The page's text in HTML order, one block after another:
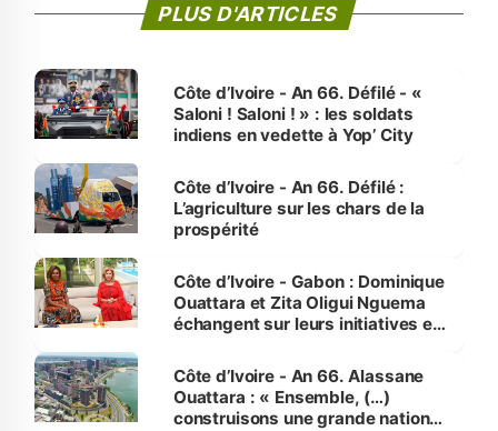
PLUS D'ARTICLES
Côte d’Ivoire - An 66. Défilé - «
Saloni ! Saloni ! » : les soldats
indiens en vedette à Yop’ City
Côte d’Ivoire - An 66. Défilé :
L’agriculture sur les chars de la
prospérité
Côte d’Ivoire - Gabon : Dominique
Ouattara et Zita Oligui Nguema
échangent sur leurs initiatives en
enfants
Côte d’Ivoire - An 66. Alassane
Ouattara : « Ensemble, (…)
construisons une grande nation